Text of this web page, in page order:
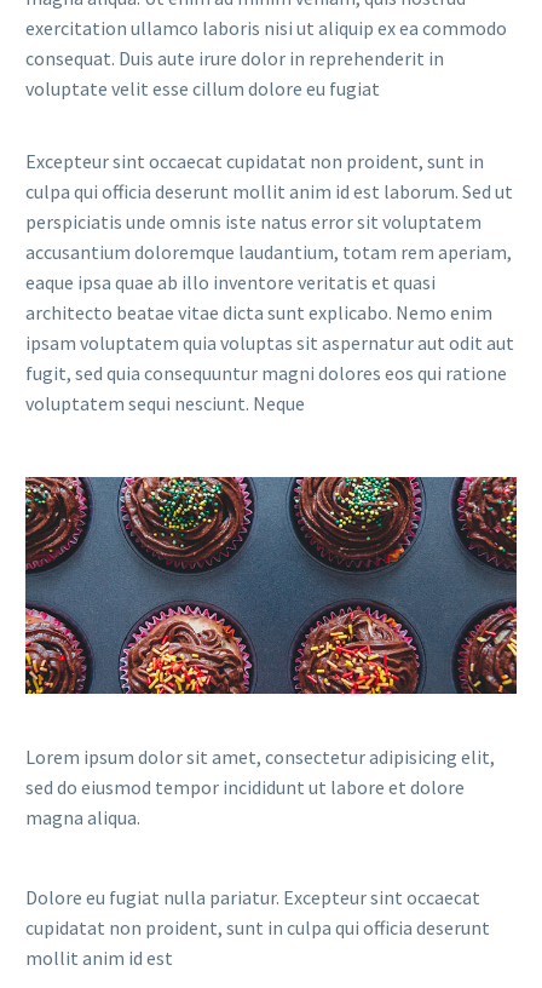
exercitation ullamco laboris nisi ut aliquip ex ea commodo
consequat. Duis aute irure dolor in reprehenderit in
voluptate velit esse cillum dolore eu fugiat
Excepteur sint occaecat cupidatat non proident, sunt in
culpa qui officia deserunt mollit anim id est laborum. Sed ut
perspiciatis unde omnis iste natus error sit voluptatem
accusantium doloremque laudantium, totam rem aperiam,
eaque ipsa quae ab illo inventore veritatis et quasi
architecto beatae vitae dicta sunt explicabo. Nemo enim
ipsam voluptatem quia voluptas sit aspernatur aut odit aut
fugit, sed quia consequuntur magni dolores eos qui ratione
voluptatem sequi nesciunt. Neque
Lorem ipsum dolor sit amet, consectetur adipisicing elit,
sed do eiusmod tempor incididunt ut labore et dolore
magna aliqua.
Dolore eu fugiat nulla pariatur. Excepteur sint occaecat
cupidatat non proident, sunt in culpa qui officia deserunt
mollit anim id est